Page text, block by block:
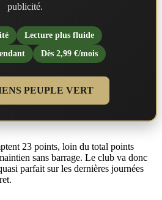
publicité.
Lecture plus fluide
Dès 2,99 €/mois
PEUPLE VERT
23 points, loin du total points
sans barrage. Le club va donc
parfait sur les dernières journées